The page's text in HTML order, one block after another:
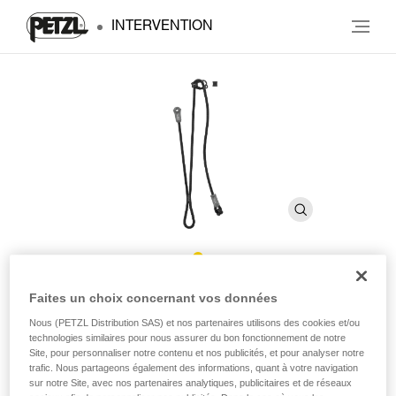
INTERVENTION
DUAL CONNECT ADJUST
Longe double réglable
Conçue pour les troupes de montagne, DUAL CONNECT
Faites un choix concernant vos données
Nous (PETZL Distribution SAS) et nos partenaires utilisons des cookies et/ou
technologies similaires pour nous assurer du bon fonctionnement de notre
Site, pour personnaliser notre contenu et nos publicités, et pour analyser notre
trafic. Nous partageons également des informations, quant à votre navigation
sur notre Site, avec nos partenaires analytiques, publicitaires et de réseaux